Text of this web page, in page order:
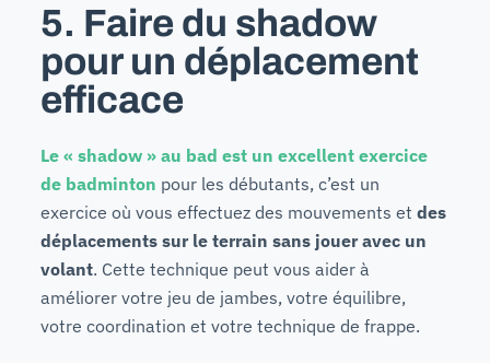
5. Faire du shadow
pour un déplacement
efficace
Le « shadow » au bad est un excellent exercice
de badminton pour les débutants, c’est un
exercice où vous effectuez des mouvements et des
déplacements sur le terrain sans jouer avec un
volant. Cette technique peut vous aider à
améliorer votre jeu de jambes, votre équilibre,
votre coordination et votre technique de frappe.